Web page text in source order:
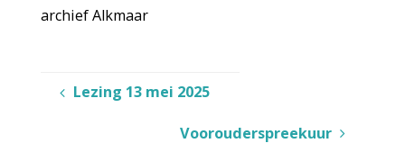
archief Alkmaar
Lezing 13 mei 2025
Voorouderspreekuur